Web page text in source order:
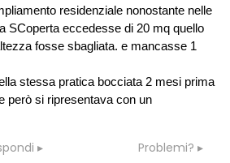
residenziale nonostante nelle
SCoperta eccedesse di 20 mq quello
fosse sbagliata. e mancasse 1
stessa pratica bocciata 2 mesi prima
però si ripresentava con un
Problemi?